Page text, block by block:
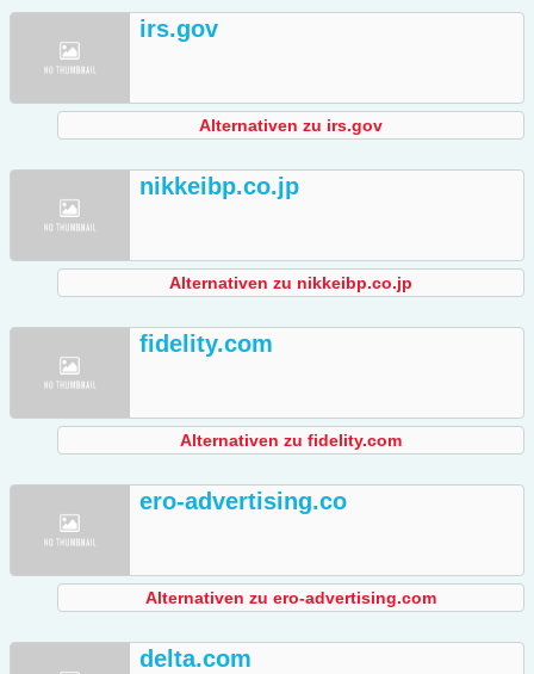
irs.gov
Alternativen zu irs.gov
nikkeibp.co.jp
Alternativen zu nikkeibp.co.jp
fidelity.com
Alternativen zu fidelity.com
ero-advertising.co
Alternativen zu ero-advertising.com
delta.com